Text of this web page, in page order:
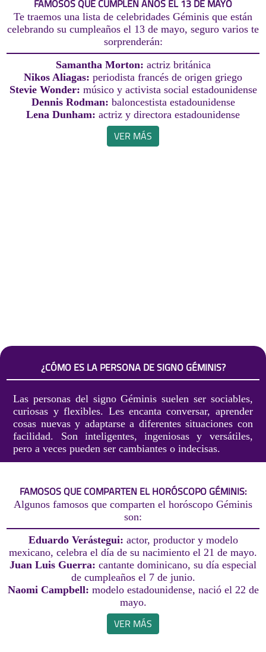
FAMOSOS QUE CUMPLEN AÑOS EL 13 DE MAYO
Te traemos una lista de celebridades Géminis que están
celebrando su cumpleaños el 13 de mayo, seguro varios te
sorprenderán:
Samantha Morton: actriz británica
Nikos Aliagas: periodista francés de origen griego
Stevie Wonder: músico y activista social estadounidense
Dennis Rodman: baloncestista estadounidense
Lena Dunham: actriz y directora estadounidense
VER MÁS
¿CÓMO ES LA PERSONA DE SIGNO GÉMINIS?
Las personas del signo Géminis suelen ser sociables,
curiosas y flexibles. Les encanta conversar, aprender
cosas nuevas y adaptarse a diferentes situaciones con
facilidad. Son inteligentes, ingeniosas y versátiles,
pero a veces pueden ser cambiantes o indecisas.
FAMOSOS QUE COMPARTEN EL HORÓSCOPO GÉMINIS:
Algunos famosos que comparten el horóscopo Géminis
son:
Eduardo Verástegui: actor, productor y modelo
mexicano, celebra el día de su nacimiento el 21 de mayo.
Juan Luis Guerra: cantante dominicano, su día especial
de cumpleaños el 7 de junio.
Naomi Campbell: modelo estadounidense, nació el 22 de
mayo.
VER MÁS